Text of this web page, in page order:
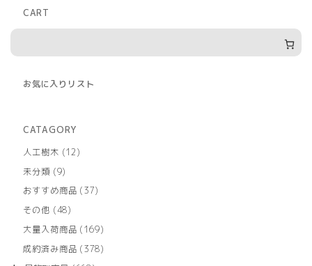
CART
お気に入りリスト
CATAGORY
人工樹木
1212
商
未分類 99
の
商
おすすめ商品 3737
商
その他 4848
の
商
大量入荷商品 169169
の
成約済み商品 378378